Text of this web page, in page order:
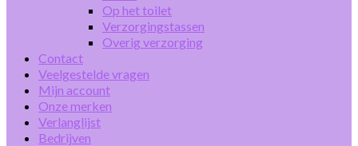
Op het toilet
Verzorgingstassen
Overig verzorging
Contact
Veelgestelde vragen
Mijn account
Onze merken
Verlanglijst
Bedrijven